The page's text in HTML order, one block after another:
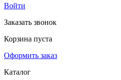
Войти
Заказать звонок
Корзина пуста
Оформить заказ
Каталог